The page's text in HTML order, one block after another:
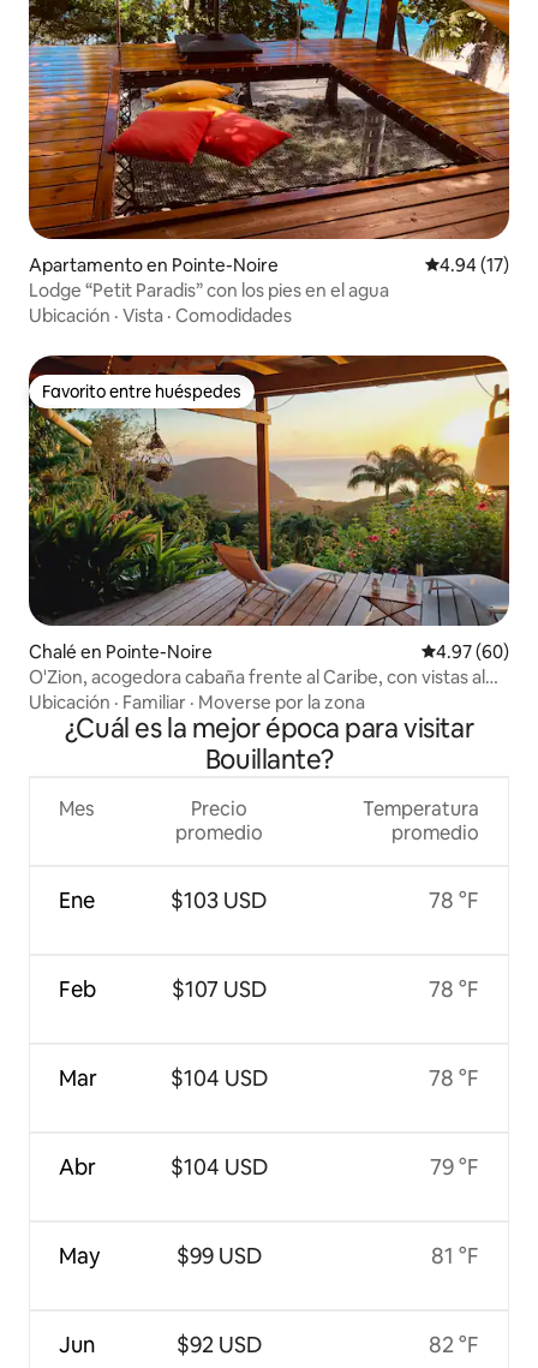
Apartamento en Pointe-Noire Calificación
4.94 (17)
Lodge “Petit Paradis” con los pies en el agua
Ubicación · Vista · Comodidades
Favorito entre huéspedes
Favorito entre huéspedes
Chalé en Pointe-Noire Calificación
4.97 (60)
O'Zion, acogedora cabaña frente al Caribe, con vistas al
mar
Ubicación · Familiar · Moverse por la zona
¿Cuál es la mejor época para visitar
Bouillante?
Mes
Ene
Feb
Mar
Abr
May
Jun
Precio
promedio
$103 USD
$107 USD
$104 USD
$104 USD
$99 USD
$92 USD
Temperatura
promedio
78 °F
78 °F
78 °F
79 °F
81 °F
82 °F